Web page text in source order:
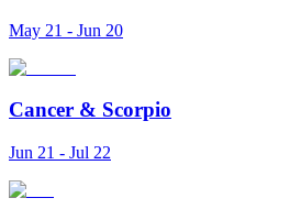
May 21 - Jun 20
Cancer & Scorpio
Jun 21 - Jul 22